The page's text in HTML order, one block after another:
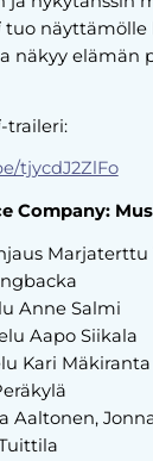
tuo näyttämölle
näkyy elämän
-traileri:
tjycdJ2ZlFo
Company:
Anne Salmi
Aapo Siikala
Kari Mäkiranta
Aaltonen,